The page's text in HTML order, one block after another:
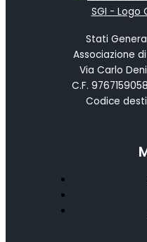
Stati
Associazione
Via Carlo
C.F.
Codice